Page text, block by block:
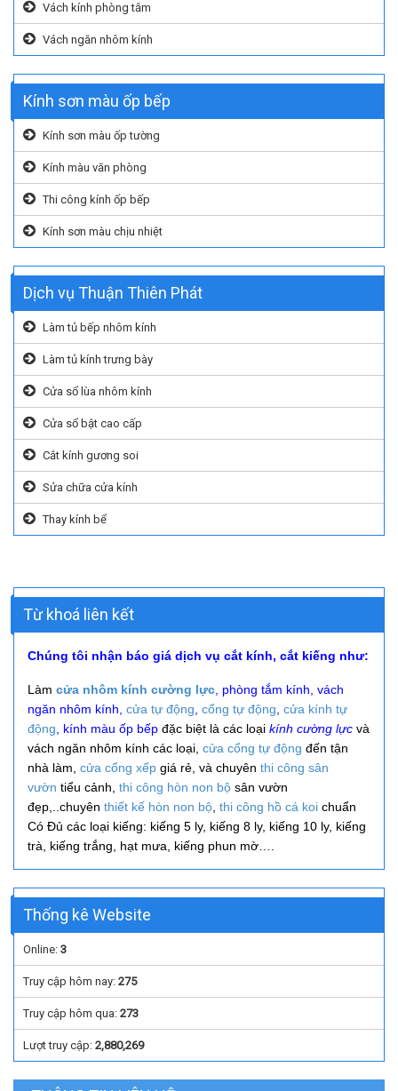
Vách kính phòng tắm
Vách ngăn nhôm kính
Kính sơn màu ốp bếp
Kính sơn màu ốp tường
Kính màu văn phòng
Thi công kính ốp bếp
Kính sơn màu chịu nhiệt
Dịch vụ Thuận Thiên Phát
Làm tủ bếp nhôm kính
Làm tủ kính trưng bày
Cửa sổ lùa nhôm kính
Cửa sổ bật cao cấp
Cắt kính gương soi
Sửa chữa cửa kính
Thay kính bể
Từ khoá liên kết
Chúng tôi nhận báo giá dịch vụ cắt kính, cắt kiếng như:
Làm cửa nhôm kính cường lực, phòng tắm kính, vách
ngăn nhôm kính, cửa tự động, cổng tự động, cửa kính tự
động, kính màu ốp bếp đặc biệt là các loại kính cường lực và
vách ngăn nhôm kính các loại, cửa cổng tự động đến tận
nhà làm, cửa cổng xếp giá rẻ, và chuyên thi công sân
vườn tiểu cảnh, thi công hòn non bộ sân vườn
đẹp,..chuyên thiết kế hòn non bộ, thi công hồ cá koi chuẩn
Có Đủ các loại kiếng: kiếng 5 ly, kiếng 8 ly, kiếng 10 ly, kiếng
trà, kiếng trắng, hạt mưa, kiếng phun mờ….
Thống kê Website
Online: 3
Truy cập hôm nay: 275
Truy cập hôm qua: 273
Lượt truy cập: 2,880,269